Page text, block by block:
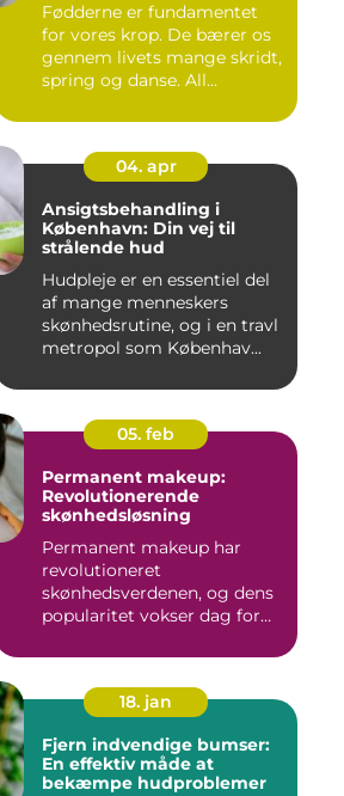
Fødderne er fundamentet
for vores krop. De bærer os
gennem livets mange skridt,
spring og danse. All...
04. apr
Ansigtsbehandling i
København: Din vej til
strålende hud
Hudpleje er en essentiel del
af mange menneskers
skønhedsrutine, og i en travl
metropol som Københav...
05. feb
Permanent makeup:
Revolutionerende
skønhedsløsning
Permanent makeup har
revolutioneret
skønhedsverdenen, og dens
popularitet vokser dag for
18. jan
Fjern indvendige bumser:
En effektiv måde at
bekæmpe hudproblemer